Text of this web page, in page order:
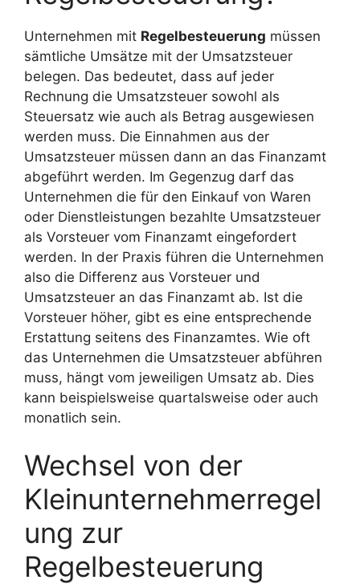
Unternehmen mit Regelbesteuerung müssen
sämtliche Umsätze mit der Umsatzsteuer
belegen. Das bedeutet, dass auf jeder
Rechnung die Umsatzsteuer sowohl als
Steuersatz wie auch als Betrag ausgewiesen
werden muss. Die Einnahmen aus der
Umsatzsteuer müssen dann an das Finanzamt
abgeführt werden. Im Gegenzug darf das
Unternehmen die für den Einkauf von Waren
oder Dienstleistungen bezahlte Umsatzsteuer
als Vorsteuer vom Finanzamt eingefordert
werden. In der Praxis führen die Unternehmen
also die Differenz aus Vorsteuer und
Umsatzsteuer an das Finanzamt ab. Ist die
Vorsteuer höher, gibt es eine entsprechende
Erstattung seitens des Finanzamtes. Wie oft
das Unternehmen die Umsatzsteuer abführen
muss, hängt vom jeweiligen Umsatz ab. Dies
kann beispielsweise quartalsweise oder auch
monatlich sein.
Wechsel von der
Kleinunternehmerregel
ung zur
Regelbesteuerung